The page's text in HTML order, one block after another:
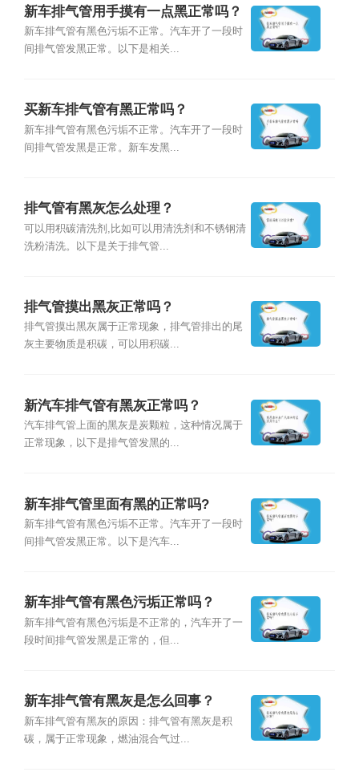
新车排气管用手摸有一点黑正常吗？
新车排气管有黑色污垢不正常。汽车开了一段时
间排气管发黑正常。以下是相关...
买新车排气管有黑正常吗？
新车排气管有黑色污垢不正常。汽车开了一段时
间排气管发黑是正常。新车发黑...
排气管有黑灰怎么处理？
可以用积碳清洗剂,比如可以用清洗剂和不锈钢清
洗粉清洗。以下是关于排气管...
排气管摸出黑灰正常吗？
排气管摸出黑灰属于正常现象，排气管排出的尾
灰主要物质是积碳，可以用积碳...
新汽车排气管有黑灰正常吗？
汽车排气管上面的黑灰是炭颗粒，这种情况属于
正常现象，以下是排气管发黑的...
新车排气管里面有黑的正常吗?
新车排气管有黑色污垢不正常。汽车开了一段时
间排气管发黑正常。以下是汽车...
新车排气管有黑色污垢正常吗？
新车排气管有黑色污垢是不正常的，汽车开了一
段时间排气管发黑是正常的，但...
新车排气管有黑灰是怎么回事？
新车排气管有黑灰的原因：排气管有黑灰是积
碳，属于正常现象，燃油混合气过...